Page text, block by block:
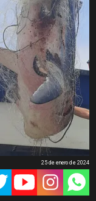
25 de enero de 2024